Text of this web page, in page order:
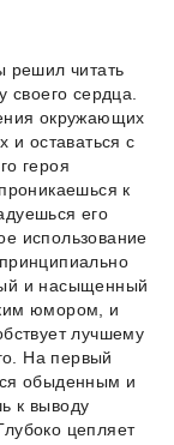
решил читать
сердца.
окружающих
и оставаться с
героя
к
его
использование
и насыщенный
юмором, и
лучшему
На первый
обыденным и
к выводу
цепляет